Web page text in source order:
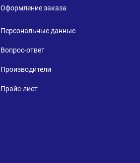
Оформление заказа
Персональные данные
Вопрос-ответ
Производители
Прайс-лист